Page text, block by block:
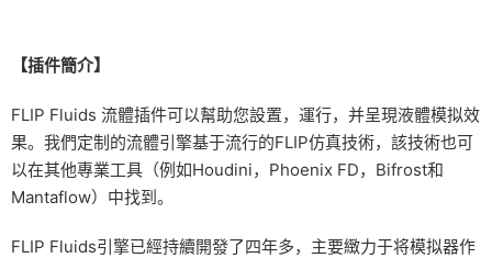
【插件簡介】
FLIP Fluids 流體插件可以幫助您設置，運行，并呈現液體模拟效
果。我們定制的流體引擎基于流行的FLIP仿真技術，該技術也可
以在其他專業工具（例如Houdini，Phoenix FD，Bifrost和
Mantaflow）中找到。
FLIP Fluids引擎已經持續開發了四年多，主要緻力于将模拟器作